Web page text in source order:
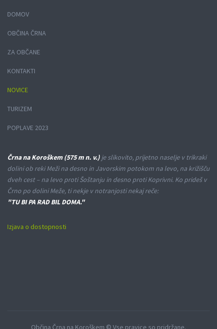
DOMOV
OBČINA ČRNA
ZA OBČANE
KONTAKTI
NOVICE
TURIZEM
POPLAVE 2023
Črna na Koroškem (575 m n. v.)je slikovito, prijetno naselje v trikraki
dolini ob reki Meži na desno in Javorskim potokom na levo, na križišču
dveh cest – na levo proti Šoštanju in desno proti Koprivni. Ko prideš v
Črno po dolini Meže, ti nekje v notranjosti nekaj reče:
"TU BI PA RAD BIL DOMA."
Izjava o dostopnosti
Občina Črna na Koroškem © Vse pravice so pridržane.